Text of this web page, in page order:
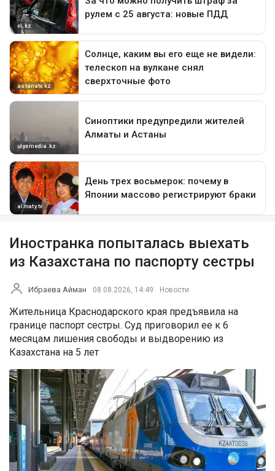
Иностранка попыталась выехать
из Казахстана по паспорту сестры
Ибраева Айман 08.08.2026, 14:49 Новости
Жительница Краснодарского края предъявила на
границе паспорт сестры. Суд приговорил ее к 6
месяцам лишения свободы и выдворению из
Казахстана на 5 лет